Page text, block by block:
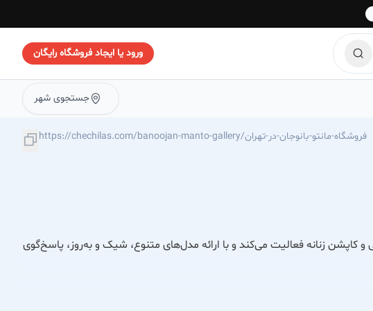
ورود یا ایجاد فروشگاه رایگان
جستجوی شهر
https://chechilas.com/banoojan-manto-gallery/فروشگاه-مانتو-بانوجان-در-تهران
و کاپشن زنانه فعالیت می‌کند و با ارائه مدل‌های متنوع، شیک و به‌روز، پاسخ‌گوی
شیک، شومیزهای مجلسی و اسپرت، بارونی‌های سبک و کاربردی، و کاپشن‌های